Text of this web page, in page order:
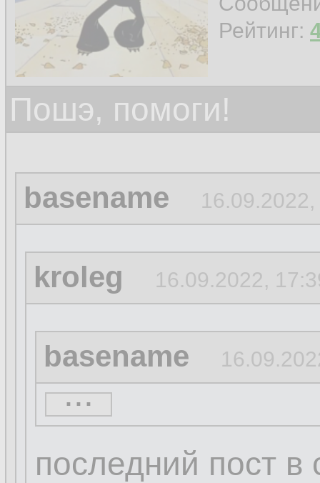
Рейтинг:
Пошэ, помоги!
basename
kroleg 16.09.2022,
basename
кстати, а ты
...
последний пост